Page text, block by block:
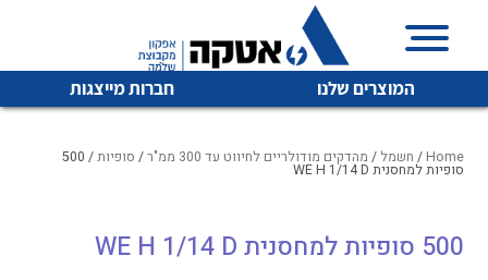
המוצרים שלנו חברות מייצגות
איכות | שרות | זמינותלכל מוצרי היצרן לכל מוצרי היצרן
Home
/ חשמל / מהדקים מודולריים לחיווט עד 300 ממ"ר / סופיות / 500
סופיות למחסנית WE H 1/14 D
500 סופיות למחסנית WE H 1/14 D